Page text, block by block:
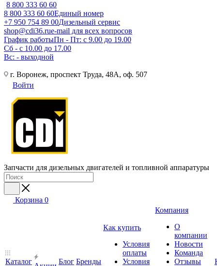
8 800 333 60 60
8 800 333 60 60Единый номер
+7 950 754 89 00Дизельный сервис
shop@cdi36.rue-mail для всех вопросов
График работыПн - Пт: с 9.00 до 19.00
Сб - с 10.00 до 17.00
Вс: - выходной
г. Воронеж, проспект Труда, 48А, оф. 507
Войти
Запчасти для дизельных двигателей и топливной аппаратуры
Корзина 0
Каталог Блог Бренды
Как купить
Условия
оплаты
Условия
Компания
О
компании
Новости
Команда
Отзывы